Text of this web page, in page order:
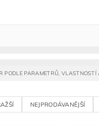
PODLE PARAMETRŮ, VLASTNOSTÍ
NEJPRODÁVANĚJŠÍ